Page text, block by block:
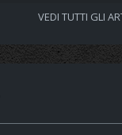
VEDI TUTTI GLI